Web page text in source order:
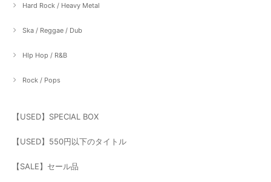
Hard Rock / Heavy Metal
Ska / Reggae / Dub
HIp Hop / R&B
Rock / Pops
【USED】SPECIAL BOX
【USED】550円以下のタイトル
【SALE】セール品